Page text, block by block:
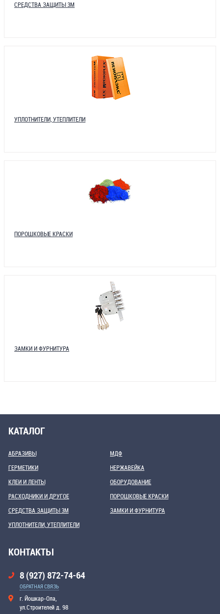
СРЕДСТВА ЗАЩИТЫ 3М
УПЛОТНИТЕЛИ, УТЕПЛИТЕЛИ
ПОРОШКОВЫЕ КРАСКИ
ЗАМКИ И ФУРНИТУРА
КАТАЛОГ
АБРАЗИВЫ
ГЕРМЕТИКИ
КЛЕИ И ЛЕНТЫ
МДФ
НЕРЖАВЕЙКА
ОБОРУДОВАНИЕ
РАСХОДНИКИ И ДРУГОЕ
СРЕДСТВА ЗАЩИТЫ 3М
УПЛОТНИТЕЛИ, УТЕПЛИТЕЛИ
ПОРОШКОВЫЕ КРАСКИ
ЗАМКИ И ФУРНИТУРА
КОНТАКТЫ
8 (927) 872-74-64
ОБРАТНАЯ СВЯЗЬ
г. Йошкар-Ола,
ул.Строителей д. 98